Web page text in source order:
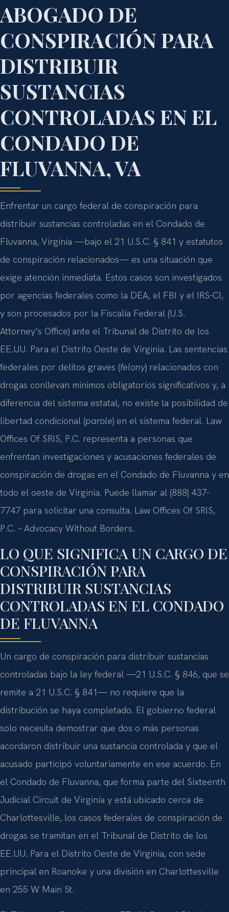
ABOGADO DE
CONSPIRACIÓN PARA
DISTRIBUIR
SUSTANCIAS
CONTROLADAS EN EL
CONDADO DE
FLUVANNA, VA
Enfrentar un cargo federal de conspiración para
distribuir sustancias controladas en el Condado de
Fluvanna, Virginia —bajo el 21 U.S.C. § 841 y estatutos
de conspiración relacionados— es una situación que
exige atención inmediata. Estos casos son investigados
por agencias federales como la DEA, el FBI y el IRS-CI,
y son procesados por la Fiscalía Federal (U.S.
Attorney’s Office) ante el Tribunal de Distrito de los
EE.UU. Para el Distrito Oeste de Virginia. Las sentencias
federales por delitos graves (felony) relacionados con
drogas conllevan mínimos obligatorios significativos y, a
diferencia del sistema estatal, no existe la posibilidad de
libertad condicional (parole) en el sistema federal. Law
Offices Of SRIS, P.C. representa a personas que
enfrentan investigaciones y acusaciones federales de
conspiración de drogas en el Condado de Fluvanna y en
todo el oeste de Virginia. Puede llamar al (888) 437-
7747 para solicitar una consulta. Law Offices Of SRIS,
P.C. – Advocacy Without Borders.
LO QUE SIGNIFICA UN CARGO DE
CONSPIRACIÓN PARA
DISTRIBUIR SUSTANCIAS
CONTROLADAS EN EL CONDADO
DE FLUVANNA
Un cargo de conspiración para distribuir sustancias
controladas bajo la ley federal —21 U.S.C. § 846, que se
remite a 21 U.S.C. § 841— no requiere que la
distribución se haya completado. El gobierno federal
solo necesita demostrar que dos o más personas
acordaron distribuir una sustancia controlada y que el
acusado participó voluntariamente en ese acuerdo. En
el Condado de Fluvanna, que forma parte del Sixteenth
Judicial Circuit de Virginia y está ubicado cerca de
Charlottesville, los casos federales de conspiración de
drogas se tramitan en el Tribunal de Distrito de los
EE.UU. Para el Distrito Oeste de Virginia, con sede
principal en Roanoke y una división en Charlottesville
en 255 W Main St.